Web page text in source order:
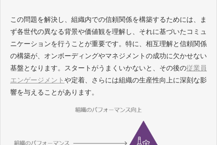
この問題を解決し、組織内での信頼関係を構築するためには、ま
ず各世代の異なる背景や価値観を理解し、それに基づいたコミュ
ニケーションを行うことが重要です。特に、相互理解と信頼関係
の構築が、オンボーディングやマネジメントの成功に欠かせない
基盤となります。スタートがうまくいかないと、その後の従業員
エンゲージメントや定着、さらには組織の生産性向上に深刻な影
響を与えることがあります。